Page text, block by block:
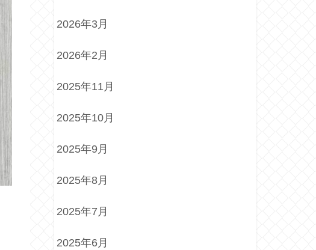
2026年3月
2026年2月
2025年11月
2025年10月
2025年9月
2025年8月
2025年7月
2025年6月